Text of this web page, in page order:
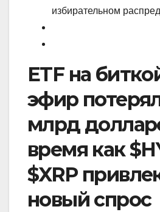
избирательном
ETF на
эфир
млрд
время как
$XRP
новый спрос